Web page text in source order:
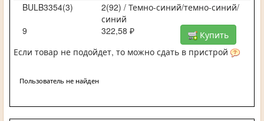
BULB3354(3)
2(92) / Темно-синий/темно-синий/
синий
9
322,58 ₽
Купить
Если товар не подойдет, то можно сдать в пристрой
Пользователь не найден